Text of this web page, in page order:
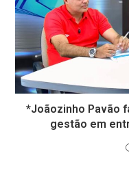
*​Joãozinho Pavão
gestão em